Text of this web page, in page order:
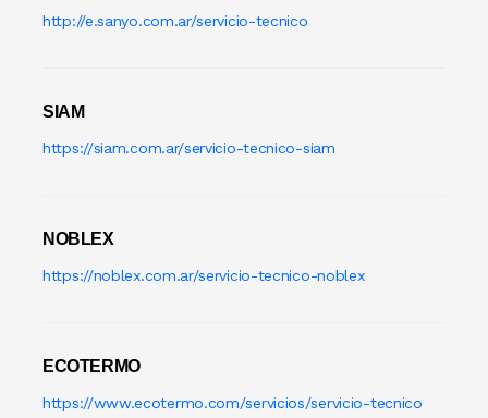
http://e.sanyo.com.ar/servicio-tecnico
SIAM
https://siam.com.ar/servicio-tecnico-siam
NOBLEX
https://noblex.com.ar/servicio-tecnico-noblex
ECOTERMO
https://www.ecotermo.com/servicios/servicio-tecnico